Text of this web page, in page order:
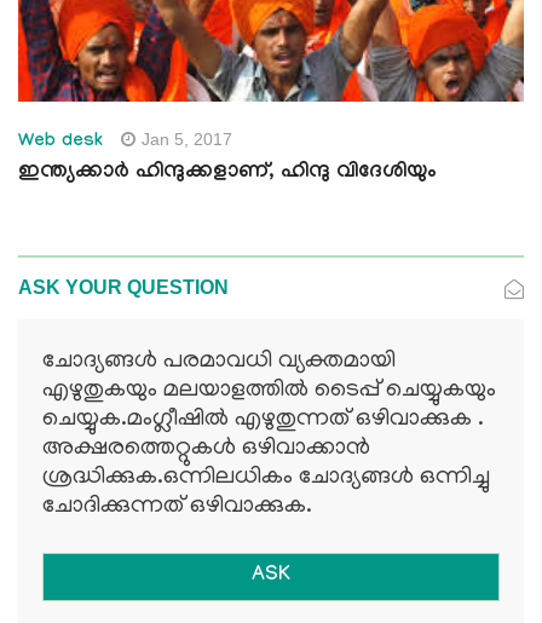
Web desk Jan 5, 2017
ഇന്ത്യക്കാര്‍ ഹിന്ദുക്കളാണ്, ഹിന്ദു വിദേശിയും
ASK YOUR QUESTION
ചോദ്യങ്ങള്‍ പരമാവധി വ്യക്തമായി
എഴുതുകയും മലയാളത്തില്‍ ടൈപ്പ് ചെയ്യുകയും
ചെയ്യുക.മംഗ്ലീഷില്‍ എഴുതുന്നത് ഒഴിവാക്കുക .
അക്ഷരത്തെറ്റുകള്‍ ഒഴിവാക്കാന്‍
ശ്രദ്ധിക്കുക.ഒന്നിലധികം ചോദ്യങ്ങള്‍ ഒന്നിച്ചു
ചോദിക്കുന്നത് ഒഴിവാക്കുക.
ASK